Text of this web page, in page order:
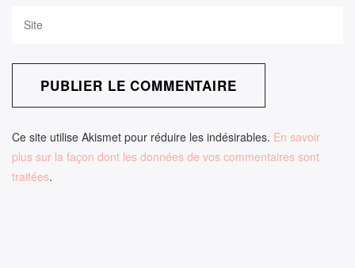
Ce site utilise Akismet pour réduire les indésirables. En savoir
plus sur la façon dont les données de vos commentaires sont
traitées.